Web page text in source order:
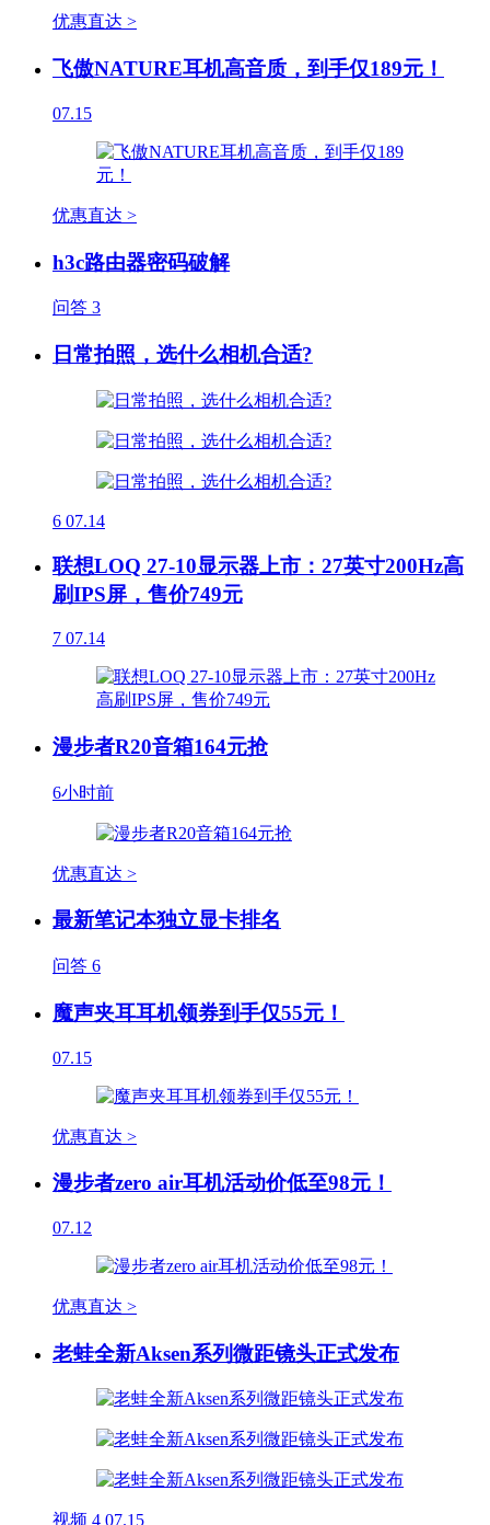
优惠直达 >
飞傲NATURE耳机高音质，到手仅189元！
07.15
优惠直达 >
h3c路由器密码破解
问答 3
日常拍照，选什么相机合适?
6 07.14
联想LOQ 27-10显示器上市：27英寸200Hz高
刷IPS屏，售价749元
7 07.14
漫步者R20音箱164元抢
6小时前
优惠直达 >
最新笔记本独立显卡排名
问答 6
魔声夹耳耳机领券到手仅55元！
07.15
优惠直达 >
漫步者zero air耳机活动价低至98元！
07.12
优惠直达 >
老蛙全新Aksen系列微距镜头正式发布
视频 4 07.15